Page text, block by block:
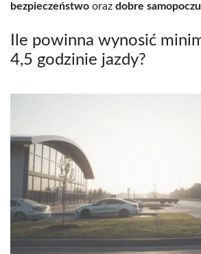
bezpieczeństwo oraz dobre
Ile powinna wynosić
4,5 godzinie jazdy?